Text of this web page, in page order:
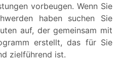
vorbeugen. Wenn Sie
haben suchen Sie
auf, der gemeinsam mit
erstellt, das für Sie
zielführend ist.